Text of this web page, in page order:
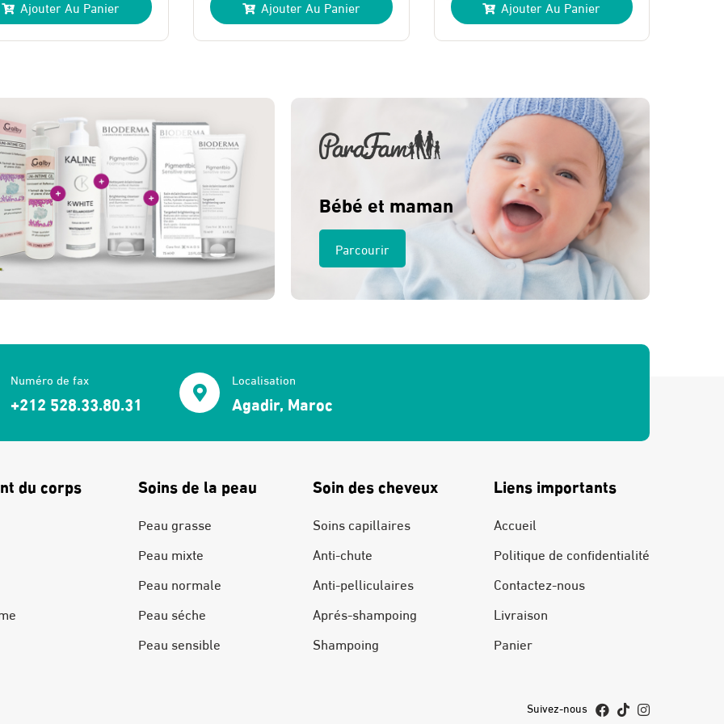
:
Ajouter Au Panier
initial
était :
actuel
est :
Ajouter Au Panier
initial
était :
actuel
est :
Ajouter Au Panier
Bébé et maman
Parcourir
Numéro de fax
+212 528.33.80.31
Localisation
Agadir, Maroc
du corps Soins de la peau
Peau grasse
Peau mixte
Peau normale
Peau séche
Peau sensible
Soin des cheveux
Soins capillaires
Anti-chute
Anti-pelliculaires
Aprés-shampoing
Shampoing
Liens importants
Accueil
Politique de confidentialité
Contactez-nous
Livraison
Panier
Suivez-nous